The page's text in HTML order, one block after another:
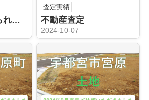
お手紙を受け取られたお客様へ
査定実績
不動産査定
2024-10-07